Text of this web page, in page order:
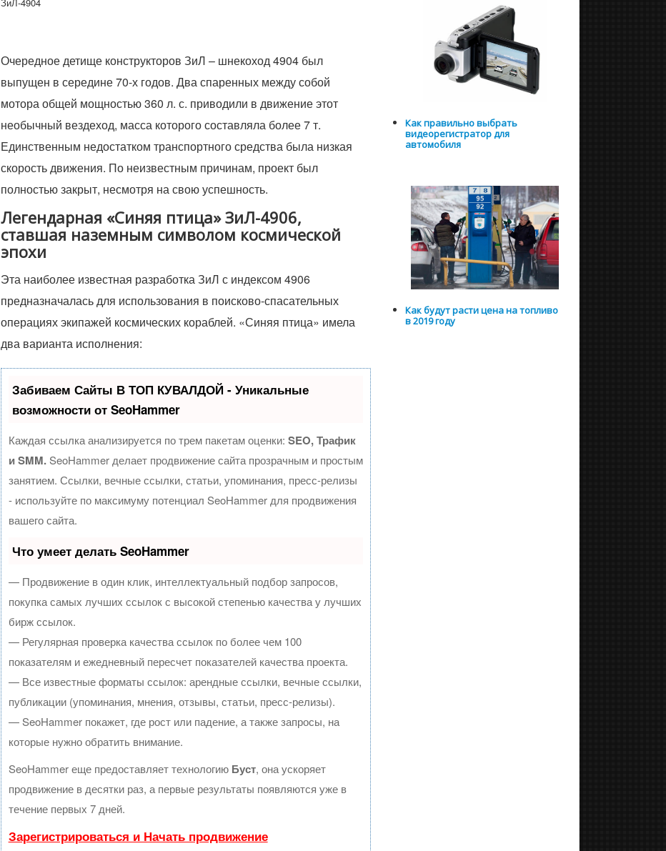
Очередное детище конструкторов ЗиЛ – шнекоход 4904 был
выпущен в середине 70-х годов. Два спаренных между собой
мотора общей мощностью 360 л. с. приводили в движение этот
необычный вездеход, масса которого составляла более 7 т.
Единственным недостатком транспортного средства была низкая
скорость движения. По неизвестным причинам, проект был
полностью закрыт, несмотря на свою успешность.
Легендарная «Синяя птица» ЗиЛ-4906,
ставшая наземным символом космической
эпохи
Эта наиболее известная разработка ЗиЛ с индексом 4906
предназначалась для использования в поисково-спасательных
операциях экипажей космических кораблей. «Синяя птица» имела
два варианта исполнения:
Забиваем Сайты В ТОП КУВАЛДОЙ - Уникальные
возможности от SeoHammer
Каждая ссылка анализируется по трем пакетам оценки: SEO, Трафик
и SMM.SeoHammer делает продвижение сайта прозрачным и простым
занятием. Ссылки, вечные ссылки, статьи, упоминания, пресс-релизы
- используйте по максимуму потенциал SeoHammer для продвижения
вашего сайта.
Что умеет делать SeoHammer
— Продвижение в один клик, интеллектуальный подбор запросов,
покупка самых лучших ссылок с высокой степенью качества у лучших
бирж ссылок.
— Регулярная проверка качества ссылок по более чем 100
показателям и ежедневный пересчет показателей качества проекта.
— Все известные форматы ссылок: арендные ссылки, вечные ссылки,
публикации (упоминания, мнения, отзывы, статьи, пресс-релизы).
— SeoHammer покажет, где рост или падение, а также запросы, на
которые нужно обратить внимание.
SeoHammer еще предоставляет технологию Буст, она ускоряет
продвижение в десятки раз, а первые результаты появляются уже в
течение первых 7 дней.
Зарегистрироваться и Начать продвижение
Как правильно выбрать
видеорегистратор для
автомобиля
Как будут расти цена на топливо
в 2019 году